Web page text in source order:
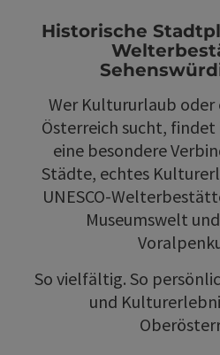
Historische
Wer Kultururlaub
Österreich sucht, findet
eine besondere
Städte, echtes
UNESCO-
Museumswelt
So vielfältig. So
und